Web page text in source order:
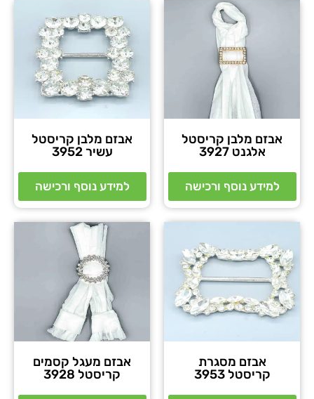
אבזם מלבן קריסטל
אלגנט 3927
למידע נוסף ורכישה
אבזם מלבן קריסטל
עשיר 3952
למידע נוסף ורכישה
אבזם מסגרת
קריסטל 3953
אבזם מעגל קסמים
קריסטל 3928